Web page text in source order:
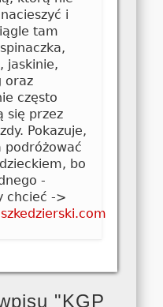
i
tam
jaskinie,
oraz
często
się przez
Pokazuje,
podróżować
bo
-
chcieć ->
"KGP